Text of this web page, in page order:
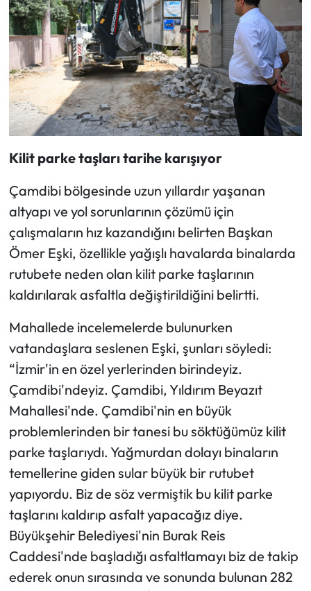
Kilit parke taşları tarihe karışıyor
Çamdibi bölgesinde uzun yıllardır yaşanan
altyapı ve yol sorunlarının çözümü için
çalışmaların hız kazandığını belirten Başkan
Ömer Eşki, özellikle yağışlı havalarda binalarda
rutubete neden olan kilit parke taşlarının
kaldırılarak asfaltla değiştirildiğini belirtti.
Mahallede incelemelerde bulunurken
vatandaşlara seslenen Eşki, şunları söyledi:
“İzmir'in en özel yerlerinden birindeyiz.
Çamdibi'ndeyiz. Çamdibi, Yıldırım Beyazıt
Mahallesi'nde. Çamdibi'nin en büyük
problemlerinden bir tanesi bu söktüğümüz kilit
parke taşlarıydı. Yağmurdan dolayı binaların
temellerine giden sular büyük bir rutubet
yapıyordu. Biz de söz vermiştik bu kilit parke
taşlarını kaldırıp asfalt yapacağız diye.
Büyükşehir Belediyesi'nin Burak Reis
Caddesi'nde başladığı asfaltlamayı biz de takip
ederek onun sırasında ve sonunda bulunan 282